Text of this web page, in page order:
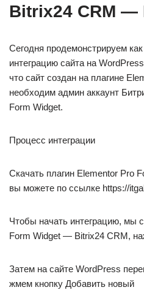
Bitrix24 CRM —
Сегодня продемонстрируем
интеграцию сайта на
что сайт создан на плагине
необходим админ аккаунт
Form Widget.
Процесс интеграции
Скачать плагин Elementor Pro
вы можете по ссылке https://
Чтобы начать интеграцию, мы
Form Widget — Bitrix24 CRM,
Затем на сайте WordPress
жмем кнопку Добавить новый